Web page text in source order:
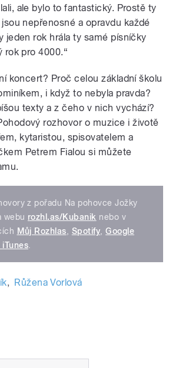
ale bylo to fantastický. Prostě ty
nepřenosné a opravdu každé
jeden rok hrála ty samé písníčky
rok pro 4000.“
koncert? Proč celou základní školu
i když to nebyla pravda?
texty a z čeho v nich vychází?
rozhovor o muzice i životě
kytaristou, spisovatelem a
Petrem Fialou si můžete
z pořadu Na pohovce Jožky
webu rozhl.as/Kubanik nebo v
Můj Rozhlas, Spotify,Google
.
, Růžena Vorlová